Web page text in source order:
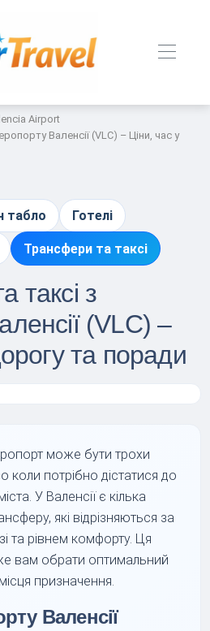
Airport
Валенсії (VLC) – Ціни, час у
табло Готелі
Трансфери та таксі
таксі з
(VLC) –
та поради
може бути трохи
потрібно дістатися до
У Валенсії є кілька
які відрізняються за
та рівнем комфорту. Ця
вам обрати оптимальний
призначення.
Валенсії